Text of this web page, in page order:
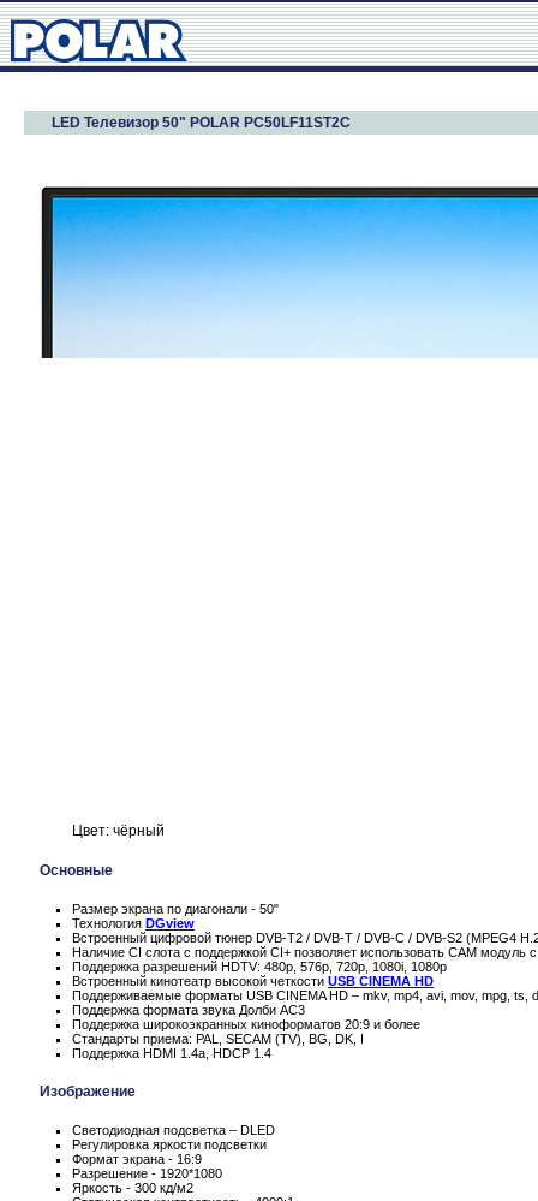
LED Телевизор 50" POLAR PC50LF11ST2C
Цвет: чёрный
Основные
Размер экрана по диагонали - 50"
Технология DGview
Встроенный цифровой тюнер DVB-T2 / DVB-T / DVB-C / DVB-S2 (MPEG4
Наличие CI слота с поддержкой CI+ позволяет использовать CAM модуль
Поддержка разрешений HDTV: 480p, 576p, 720p, 1080i, 1080p
Встроенный кинотеатр высокой четкости USB CINEMA HD
Поддерживаемые форматы USB CINEMA HD – mkv, mp4, avi, mov, mpg, ts,
Поддержка формата звука Долби AC3
Поддержка широкоэкранных киноформатов 20:9 и более
Стандарты приема: PAL, SECAM (TV), BG, DK, I
Поддержка HDMI 1.4a, HDCP 1.4
Изображение
Светодиодная подсветка – DLED
Регулировка яркости подсветки
Формат экрана - 16:9
Разрешение - 1920*1080
Яркость - 300 кд/м2